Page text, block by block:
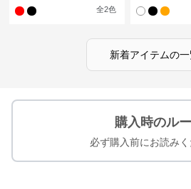
全2色
新着アイテムの
購入時のル
必ず購入前にお読みく